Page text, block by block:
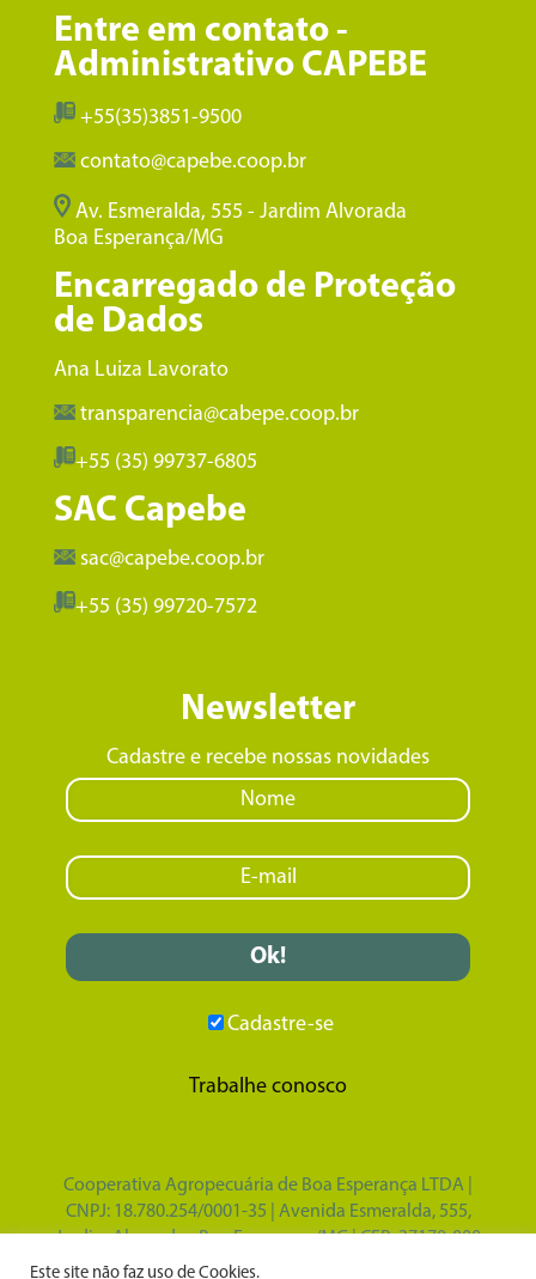
Entre em contato -
Administrativo CAPEBE
+55(35)3851-9500
contato@capebe.coop.br
Av. Esmeralda, 555 - Jardim Alvorada
Boa Esperança/MG
Encarregado de Proteção
de Dados
Ana Luiza Lavorato
transparencia@cabepe.coop.br
+55 (35) 99737-6805
SAC Capebe
sac@capebe.coop.br
+55 (35) 99720-7572
Newsletter
Cadastre e recebe nossas novidades
Cadastre-se
Trabalhe conosco
Cooperativa Agropecuária de Boa Esperança LTDA |
CNPJ: 18.780.254/0001-35 | Avenida Esmeralda, 555,
Jardim Alvorada - Boa Esperança/MG | CEP: 37170-000
Design porTupã Comunicação e Marketing
Este site não faz uso de Cookies.